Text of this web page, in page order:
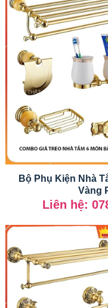
Bộ Phụ Kiện Nhà
Vàng
Liên hệ: